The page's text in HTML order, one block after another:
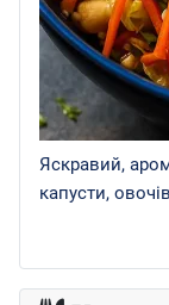
Яскравий,
капусти,